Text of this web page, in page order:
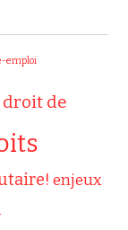
emploi
droit de
enjeux